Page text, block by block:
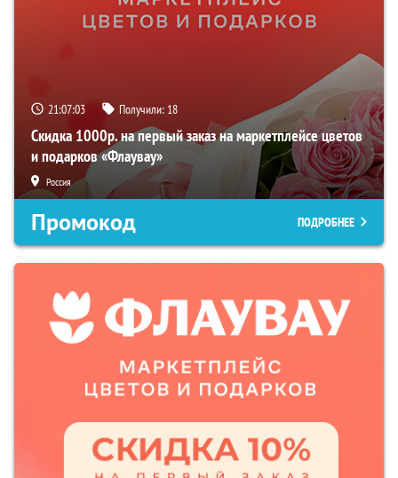
21:07:02 Получили: 18
Скидка 1000р. на первый заказ на маркетплейсе цветов
и подарков «Флаувау»
Россия
Промокод ПОДРОБНЕЕ